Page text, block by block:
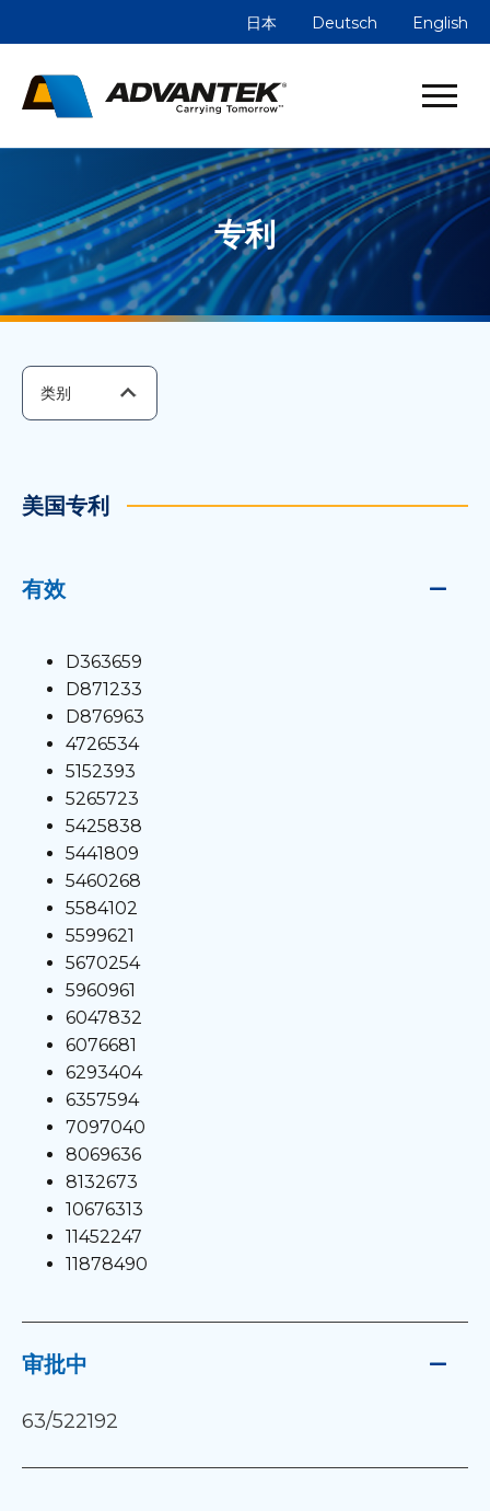
日本 Deutsch English
专利
美国专利
有效
D363659
D871233
D876963
4726534
5152393
5265723
5425838
5441809
5460268
5584102
5599621
5670254
5960961
6047832
6076681
6293404
6357594
7097040
8069636
8132673
10676313
11452247
11878490
审批中
63/522192